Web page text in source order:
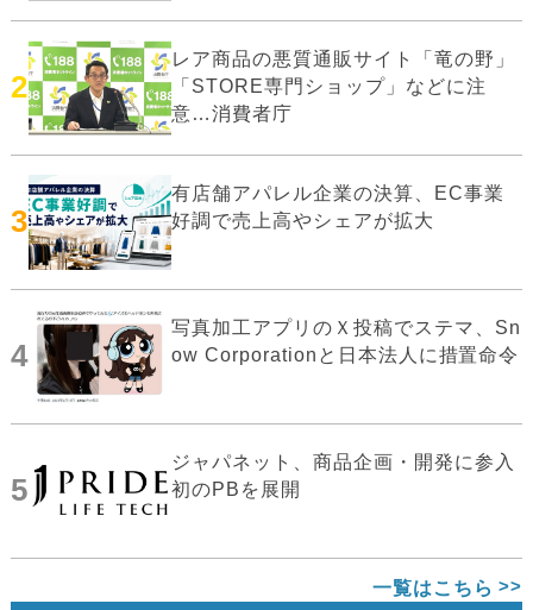
2
レア商品の悪質通販サイト「竜の野」
「STORE専門ショップ」などに注
意…消費者庁
3
有店舗アパレル企業の決算、EC事業
好調で売上高やシェアが拡大
4
写真加工アプリのＸ投稿でステマ、Sn
ow Corporationと日本法人に措置命令
5
ジャパネット、商品企画・開発に参入
初のPBを展開
一覧はこちら